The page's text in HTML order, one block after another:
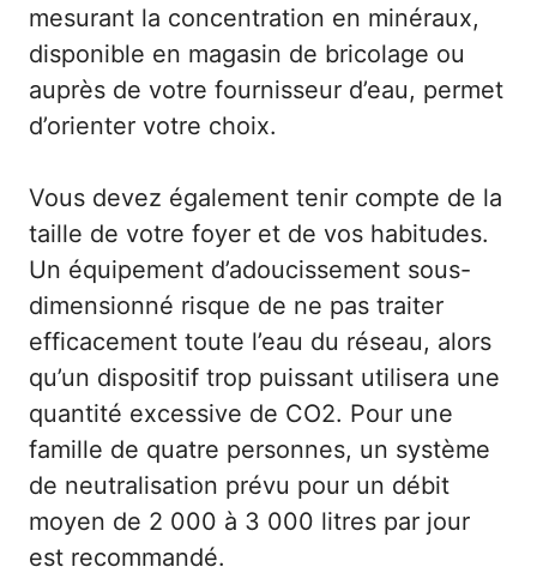
mesurant la concentration en minéraux,
disponible en magasin de bricolage ou
auprès de votre fournisseur d’eau, permet
d’orienter votre choix.
Vous devez également tenir compte de la
taille de votre foyer et de vos habitudes.
Un équipement d’adoucissement sous-
dimensionné risque de ne pas traiter
efficacement toute l’eau du réseau, alors
qu’un dispositif trop puissant utilisera une
quantité excessive de CO2. Pour une
famille de quatre personnes, un système
de neutralisation prévu pour un débit
moyen de 2 000 à 3 000 litres par jour
est recommandé.